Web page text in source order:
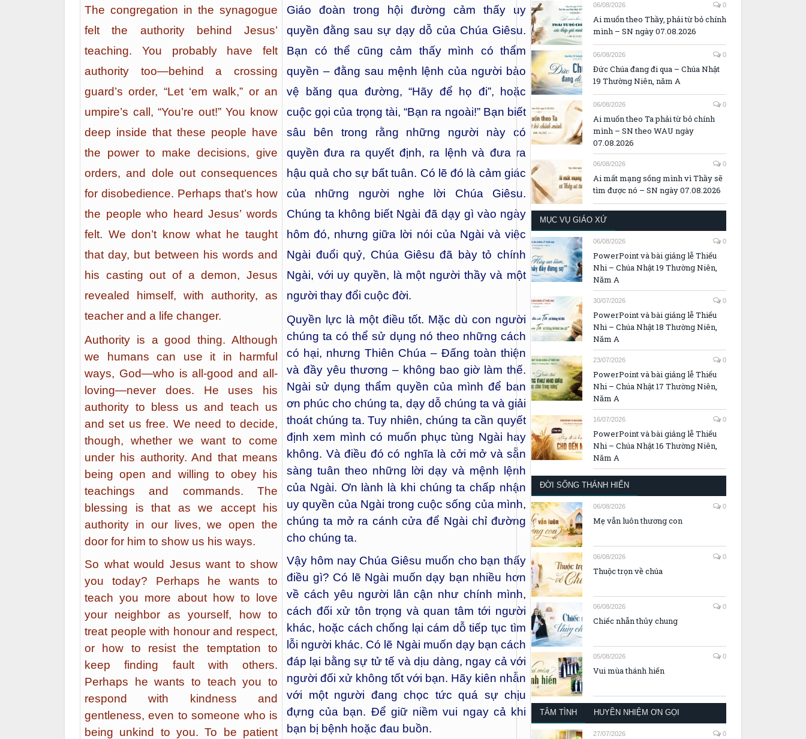
The congregation in the synagogue
felt the authority behind Jesus’
teaching. You probably have felt
authority too—behind a crossing
guard’s order, “Let ‘em walk,” or an
umpire’s call, “You’re out!” You know
deep inside that these people have
the power to make decisions, give
orders, and dole out consequences
for disobedience. Perhaps that’s how
the people who heard Jesus’ words
felt. We don’t know what he taught
that day, but between his words and
his casting out of a demon, Jesus
revealed himself, with authority, as
teacher and a life changer.
Authority is a good thing. Although
we humans can use it in harmful
ways, God—who is all-good and all-
loving—never does. He uses his
authority to bless us and teach us
and set us free. We need to decide,
though, whether we want to come
under his authority. And that means
being open and willing to obey his
teachings and commands. The
blessing is that as we accept his
authority in our lives, we open the
door for him to show us his ways.
So what would Jesus want to show
you today? Perhaps he wants to
teach you more about how to love
your neighbor as yourself, how to
treat people with honour and respect,
or how to resist the temptation to
keep finding fault with others.
Perhaps he wants to teach you to
respond with kindness and
gentleness, even to someone who is
being unkind to you. To be patient
Giáo đoàn trong hội đường cảm thấy uy
quyền đằng sau sự dạy dỗ của Chúa Giêsu.
Bạn có thể cũng cảm thấy mình có thẩm
quyền – đằng sau mệnh lệnh của người bảo
vệ băng qua đường, “Hãy để họ đi”, hoặc
cuộc gọi của trọng tài, “Bạn ra ngoài!” Bạn biết
sâu bên trong rằng những người này có
quyền đưa ra quyết định, ra lệnh và đưa ra
hậu quả cho sự bất tuân. Có lẽ đó là cảm giác
của những người nghe lời Chúa Giêsu.
Chúng ta không biết Ngài đã dạy gì vào ngày
hôm đó, nhưng giữa lời nói của Ngài và việc
Ngài đuổi quỷ, Chúa Giêsu đã bày tỏ chính
Ngài, với uy quyền, là một người thầy và một
người thay đổi cuộc đời.
Quyền lực là một điều tốt. Mặc dù con người
chúng ta có thể sử dụng nó theo những cách
có hại, nhưng Thiên Chúa – Đấng toàn thiện
và đầy yêu thương – không bao giờ làm thế.
Ngài sử dụng thẩm quyền của mình để ban
ơn phúc cho chúng ta, dạy dỗ chúng ta và giải
thoát chúng ta. Tuy nhiên, chúng ta cần quyết
định xem mình có muốn phục tùng Ngài hay
không. Và điều đó có nghĩa là cởi mở và sẵn
sàng tuân theo những lời dạy và mệnh lệnh
của Ngài. Ơn lành là khi chúng ta chấp nhận
uy quyền của Ngài trong cuộc sống của mình,
chúng ta mở ra cánh cửa để Ngài chỉ đường
cho chúng ta.
Vậy hôm nay Chúa Giêsu muốn cho bạn thấy
điều gì? Có lẽ Ngài muốn dạy bạn nhiều hơn
về cách yêu người lân cận như chính mình,
cách đối xử tôn trọng và quan tâm tới người
khác, hoặc cách chống lại cám dỗ tiếp tục tìm
lỗi người khác. Có lẽ Ngài muốn dạy bạn cách
đáp lại bằng sự tử tế và dịu dàng, ngay cả với
người đối xử không tốt với bạn. Hãy kiên nhẫn
với một người đang chọc tức quá sự chịu
đựng của bạn. Để giữ niềm vui ngay cả khi
bạn bị bệnh hoặc đau buồn.
06/08/2026 0
Ai muốn theo Thầy, phải từ bỏ chính
mình – SN ngày 07.08.2026
06/08/2026 0
Đức Chúa đang đi qua – Chúa Nhật
19 Thường Niên, năm A
06/08/2026 0
Ai muốn theo Ta phải từ bỏ chính
mình – SN theo WAU ngày
07.08.2026
06/08/2026 0
Ai mất mạng sống mình vì Thầy sẽ
tìm được nó – SN ngày 07.08.2026
MỤC VỤ GIÁO XỨ
06/08/2026 0
PowerPoint và bài giảng lễ Thiếu
Nhi – Chúa Nhật 19 Thường Niên,
Năm A
30/07/2026 0
PowerPoint và bài giảng lễ Thiếu
Nhi – Chúa Nhật 18 Thường Niên,
Năm A
23/07/2026 0
PowerPoint và bài giảng lễ Thiếu
Nhi – Chúa Nhật 17 Thường Niên,
Năm A
16/07/2026 0
PowerPoint và bài giảng lễ Thiếu
Nhi – Chúa Nhật 16 Thường Niên,
Năm A
ĐỜI SỐNG THÁNH HIẾN
06/08/2026 0
Mẹ vẫn luôn thương con
06/08/2026 0
Thuộc trọn về chúa
06/08/2026 0
Chiếc nhẫn thủy chung
05/08/2026 0
Vui mùa thánh hiến
TÂM TÌNH HUYỀN NHIỆM ƠN GỌI
27/07/2026 0